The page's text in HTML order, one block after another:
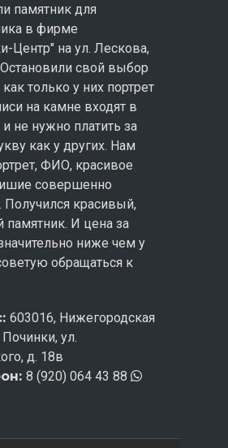
памятник для
в фирме
Центр" на ул. Лескова,
свой выбор
как только у них портрет
на камне входят в
не нужно платить за
как у других. Нам
ФИО, красивое
совершенно
Получился красивый,
памятник. И цена за
ниже чем у
обращаться к
603016, Нижегородская
Починки, ул.
д. 18в
8 (920) 064 43 88